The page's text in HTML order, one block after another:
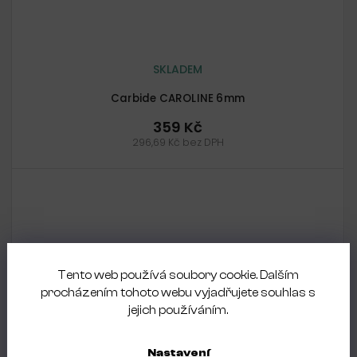
Tento web používá soubory cookie. Dalším
procházením tohoto webu vyjadřujete souhlas s
jejich používáním.
Nastavení
Carbide CAROLINE 6mm
SKLADEM
359 Kč
296,69 Kč bez DPH